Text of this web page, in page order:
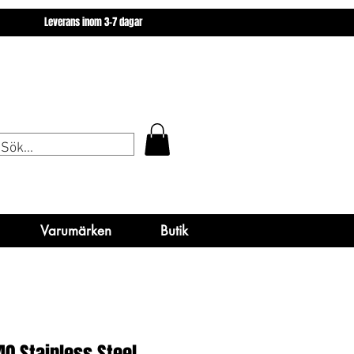
Varumärken
Leverans inom 3-7 dagar
Varumärken
Varumärken Butik